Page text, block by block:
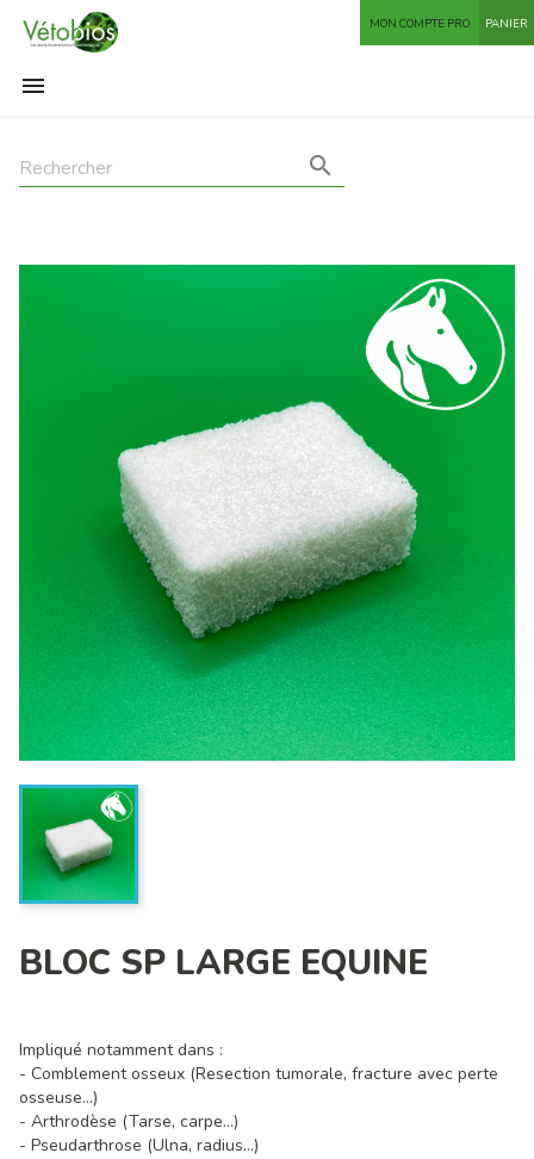
PANIER
MON COMPTE PRO


BLOC SP LARGE EQUINE
Impliqué notamment dans :
- Comblement osseux (Resection tumorale, fracture avec perte
osseuse...)
- Arthrodèse (Tarse, carpe...)
- Pseudarthrose (Ulna, radius...)